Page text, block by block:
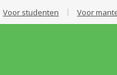
Voor studenten Voor